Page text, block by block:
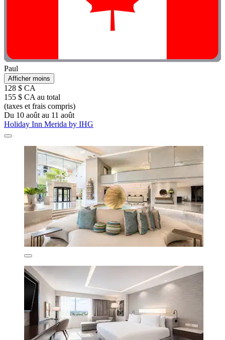
Paul
Afficher moins
128 $ CA
155 $ CA au total
(taxes et frais compris)
Du 10 août au 11 août
Holiday Inn Merida by IHG